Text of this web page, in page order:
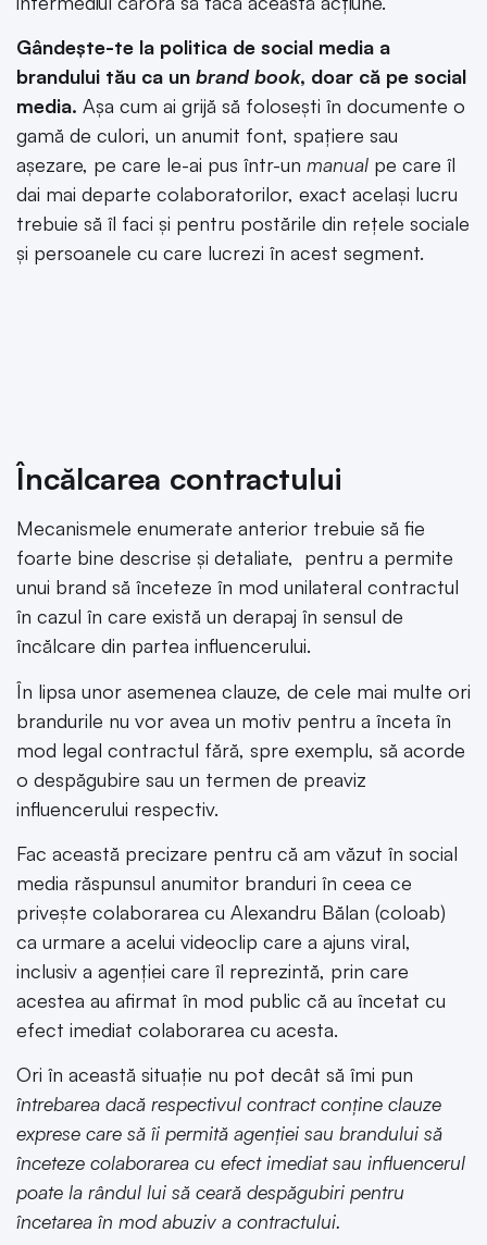
Gândește-te la politica de social media a
brandului tău ca un brand book, doar că pe social
media. Așa cum ai grijă să folosești în documente o
gamă de culori, un anumit font, spațiere sau
așezare, pe care le-ai pus într-un manual pe care îl
dai mai departe colaboratorilor, exact același lucru
trebuie să îl faci și pentru postările din rețele sociale
și persoanele cu care lucrezi în acest segment.
Încălcarea contractului
Mecanismele enumerate anterior trebuie să fie
foarte bine descrise și detaliate, pentru a permite
unui brand să înceteze în mod unilateral contractul
în cazul în care există un derapaj în sensul de
încălcare din partea influencerului.
În lipsa unor asemenea clauze, de cele mai multe ori
brandurile nu vor avea un motiv pentru a înceta în
mod legal contractul fără, spre exemplu, să acorde
o despăgubire sau un termen de preaviz
influencerului respectiv.
Fac această precizare pentru că am văzut în social
media răspunsul anumitor branduri în ceea ce
privește colaborarea cu Alexandru Bălan (coloab)
ca urmare a acelui videoclip care a ajuns viral,
inclusiv a agenției care îl reprezintă, prin care
acestea au afirmat în mod public că au încetat cu
efect imediat colaborarea cu acesta.
Ori în această situație nu pot decât să îmi pun
întrebarea dacă respectivul contract conține clauze
exprese care să îi permită agenției sau brandului să
înceteze colaborarea cu efect imediat sau influencerul
poate la rândul lui să ceară despăgubiri pentru
încetarea în mod abuziv a contractului.